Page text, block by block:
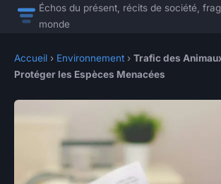
Échos du présent, récits de société,
monde
Accueil › Environnement › Trafic des
Protéger les Espèces Menacées